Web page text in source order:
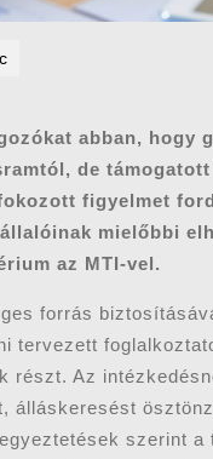
abban, hogy
de
figyelmet
mielőbbi
az MTI-vel.
forrás
tervezett
részt. Az
álláskeresést
szerint